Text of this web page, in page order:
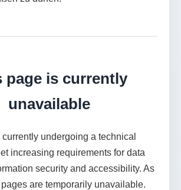
page is currently
unavailable
undergoing a technical
increasing requirements for data
security and accessibility. As
are temporarily unavailable.